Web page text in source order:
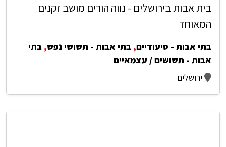
בית אבות בירושלים - נווה הורים מושב זקנים
המאוחד
בתי אבות - סיעודיים, בתי אבות - תשושי נפש, בתי
אבות - תשושים / עצמאיים
ירושלים